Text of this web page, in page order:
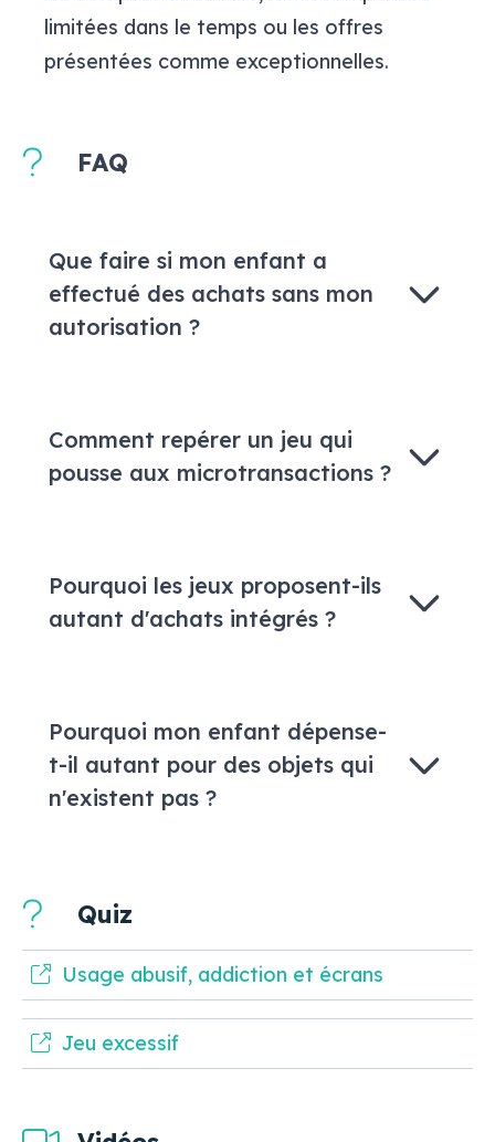
limitées dans le temps ou les offres
présentées comme exceptionnelles.
FAQ
Que faire si mon enfant a
effectué des achats sans mon
autorisation ?
Comment repérer un jeu qui
pousse aux microtransactions ?
Pourquoi les jeux proposent-ils
autant d'achats intégrés ?
Pourquoi mon enfant dépense-
t-il autant pour des objets qui
n'existent pas ?
Quiz
Usage abusif, addiction et écrans
Jeu excessif